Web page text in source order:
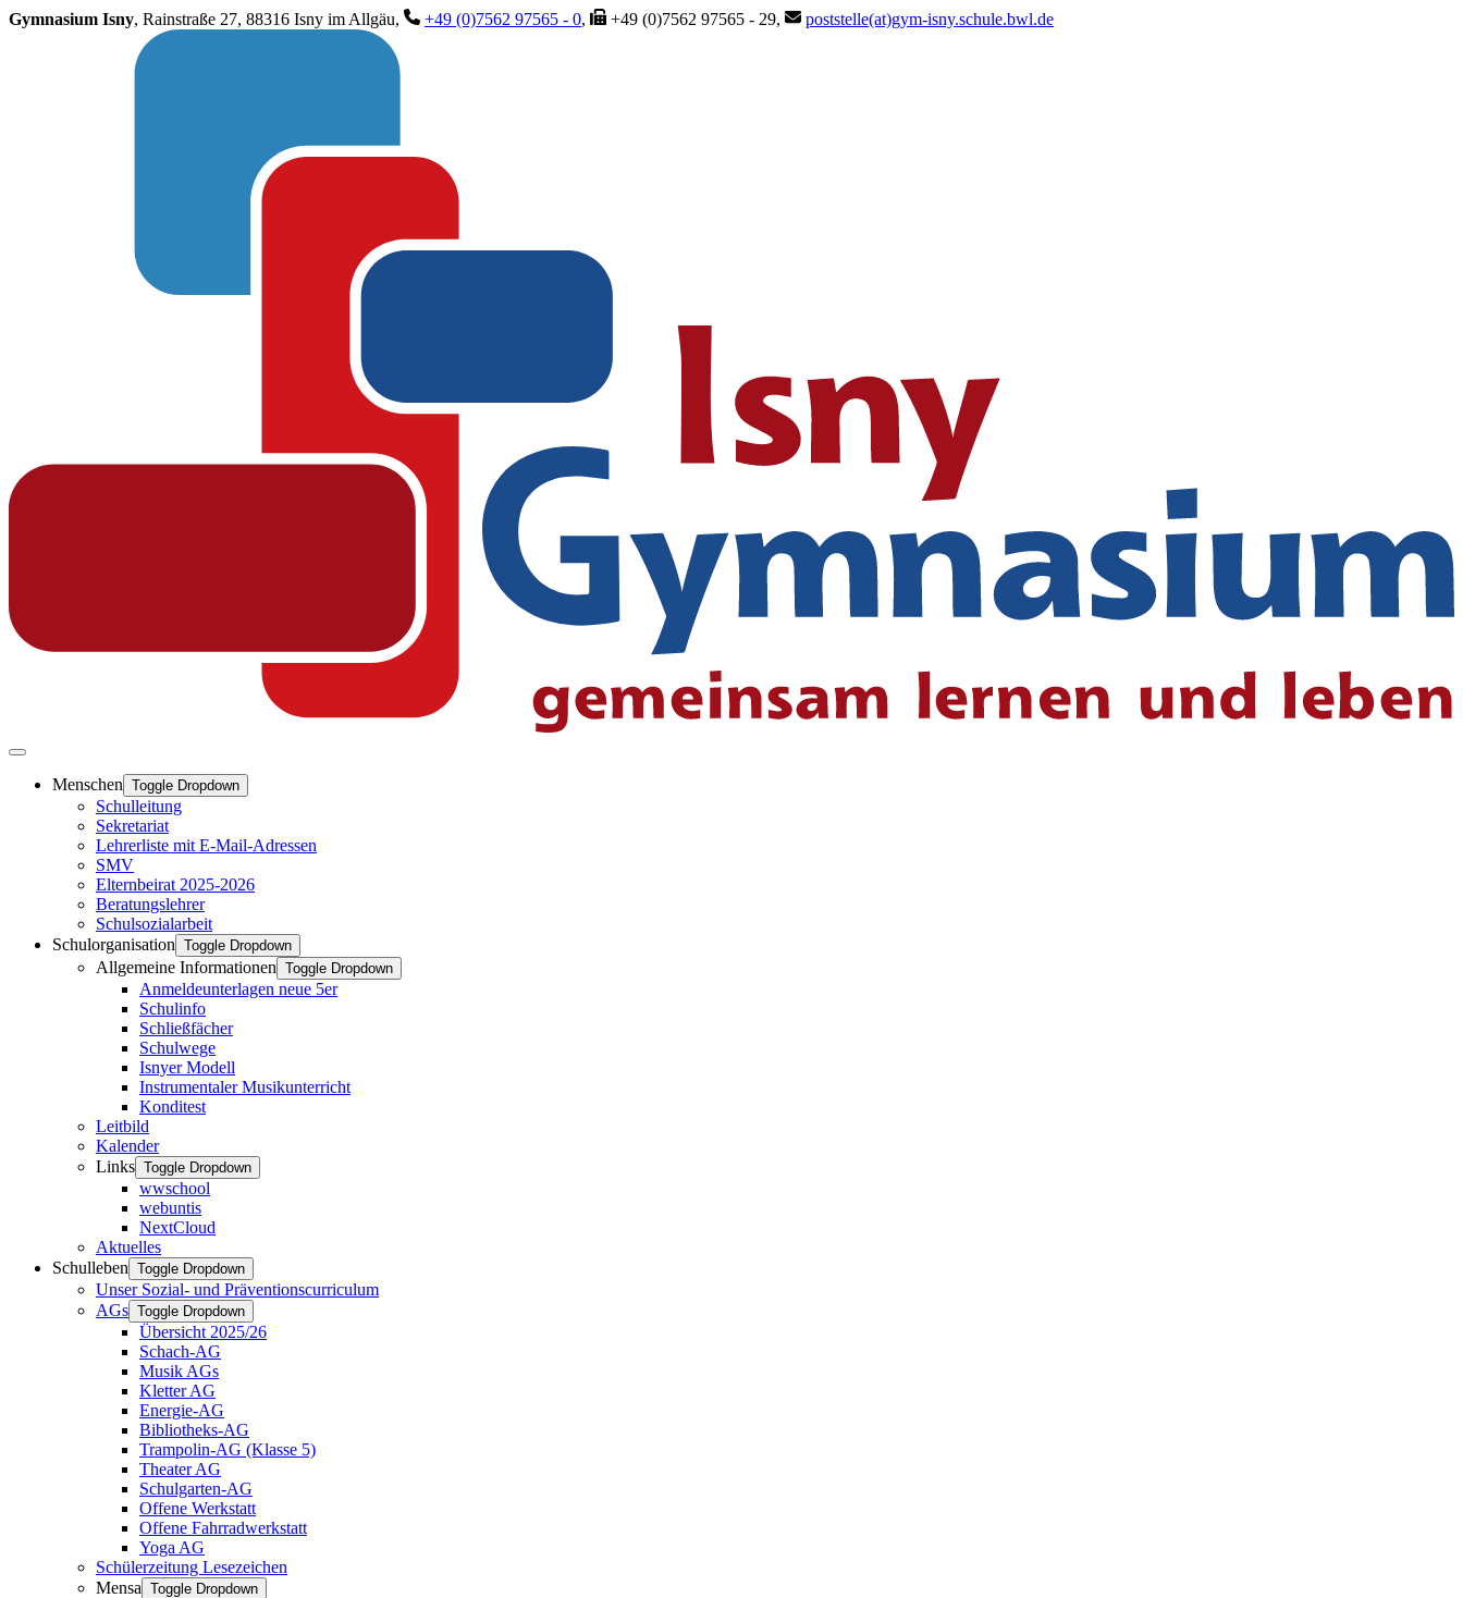
Gymnasium Isny, Rainstraße 27, 88316 Isny im Allgäu, +49 (0)7562 97565 - 0, +49 (0)7562 97565 - 29, poststelle(at)gym-isny.schule.bwl.de
Menschen Toggle Dropdown
Schulleitung
Sekretariat
Lehrerliste mit E-Mail-Adressen
SMV
Elternbeirat 2025-2026
Beratungslehrer
Schulsozialarbeit
Schulorganisation Toggle Dropdown
Allgemeine Informationen Toggle Dropdown
Anmeldeunterlagen neue 5er
Schulinfo
Schließfächer
Schulwege
Isnyer Modell
Instrumentaler Musikunterricht
Konditest
Leitbild
Kalender
Links Toggle Dropdown
wwschool
webuntis
NextCloud
Aktuelles
Schulleben Toggle Dropdown
Unser Sozial- und Präventionscurriculum
AGs Toggle Dropdown
Übersicht 2025/26
Schach-AG
Musik AGs
Kletter AG
Energie-AG
Bibliotheks-AG
Trampolin-AG (Klasse 5)
Theater AG
Schulgarten-AG
Offene Werkstatt
Offene Fahrradwerkstatt
Yoga AG
Schülerzeitung Lesezeichen
Mensa Toggle Dropdown